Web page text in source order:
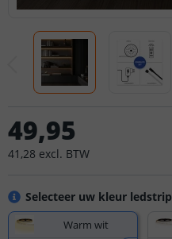
Selecteer uw kleur ledstrip
Warm wit
49,95
41 ,28 excl. BTW